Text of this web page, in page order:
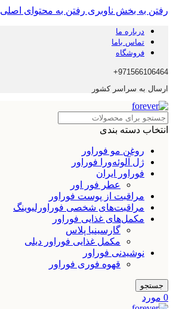
رفتن به بخش ناوبری رفتن به محتوای اصلی
درباره ما
تماس باما
فروشگاه
971566106464+
ارسال به سراسر کشور
انتخاب دسته بندی
روغن مو فوراور
ژل آلوئه‌ورا فوراور
فوراور ایران
عطر فور اور
مراقبت از پوست فوراور
مراقبت‌های شخصی فوراورلیوینگ
مکمل‌های غذایی فوراور
گارسینیا پلاس
مکمل غذایی فوراور دیلی
نوشیدنی فوراور
قهوه فوری فوراور
جستجو
0 مورد